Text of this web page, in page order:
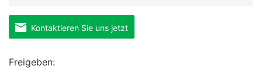
Transport:
Hafen:
Kontaktieren Sie uns jetzt
Freigeben: